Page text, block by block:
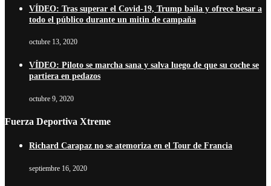
VÍDEO: Tras superar el Covid-19, Trump baila y ofrece besar a
todo el público durante un mitin de campaña
octubre 13, 2020
VÍDEO: Piloto se marcha sana y salva luego de que su coche se
partiera en pedazos
octubre 9, 2020
Fuerza Deportiva Xtreme
Richard Carapaz no se atemoriza en el Tour de Francia
septiembre 16, 2020